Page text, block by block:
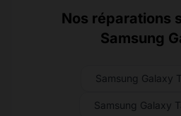
Nos réparations
Samsung
Samsung Galaxy
Samsung Galaxy